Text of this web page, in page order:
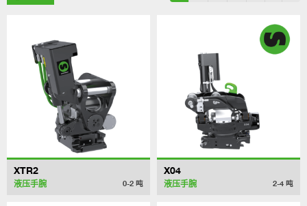
XTR2
液压手腕 0-2 吨
X04
液压手腕 2-4 吨